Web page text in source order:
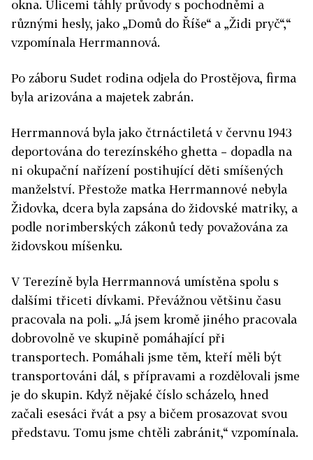
okna. Ulicemi táhly průvody s pochodněmi a
různými hesly, jako „Domů do Říše“ a „Židi pryč“,“
vzpomínala Herrmannová.
Po záboru Sudet rodina odjela do Prostějova, firma
byla arizována a majetek zabrán.
Herrmannová byla jako čtrnáctiletá v červnu 1943
deportována do terezínského ghetta – dopadla na
ni okupační nařízení postihující děti smíšených
manželství. Přestože matka Herrmannové nebyla
Židovka, dcera byla zapsána do židovské matriky, a
podle norimberských zákonů tedy považována za
židovskou míšenku.
V Terezíně byla Herrmannová umístěna spolu s
dalšími třiceti dívkami. Převážnou většinu času
pracovala na poli. „Já jsem kromě jiného pracovala
dobrovolně ve skupině pomáhající při
transportech. Pomáhali jsme těm, kteří měli být
transportováni dál, s přípravami a rozdělovali jsme
je do skupin. Když nějaké číslo scházelo, hned
začali esesáci řvát a psy a bičem prosazovat svou
představu. Tomu jsme chtěli zabránit,“ vzpomínala.